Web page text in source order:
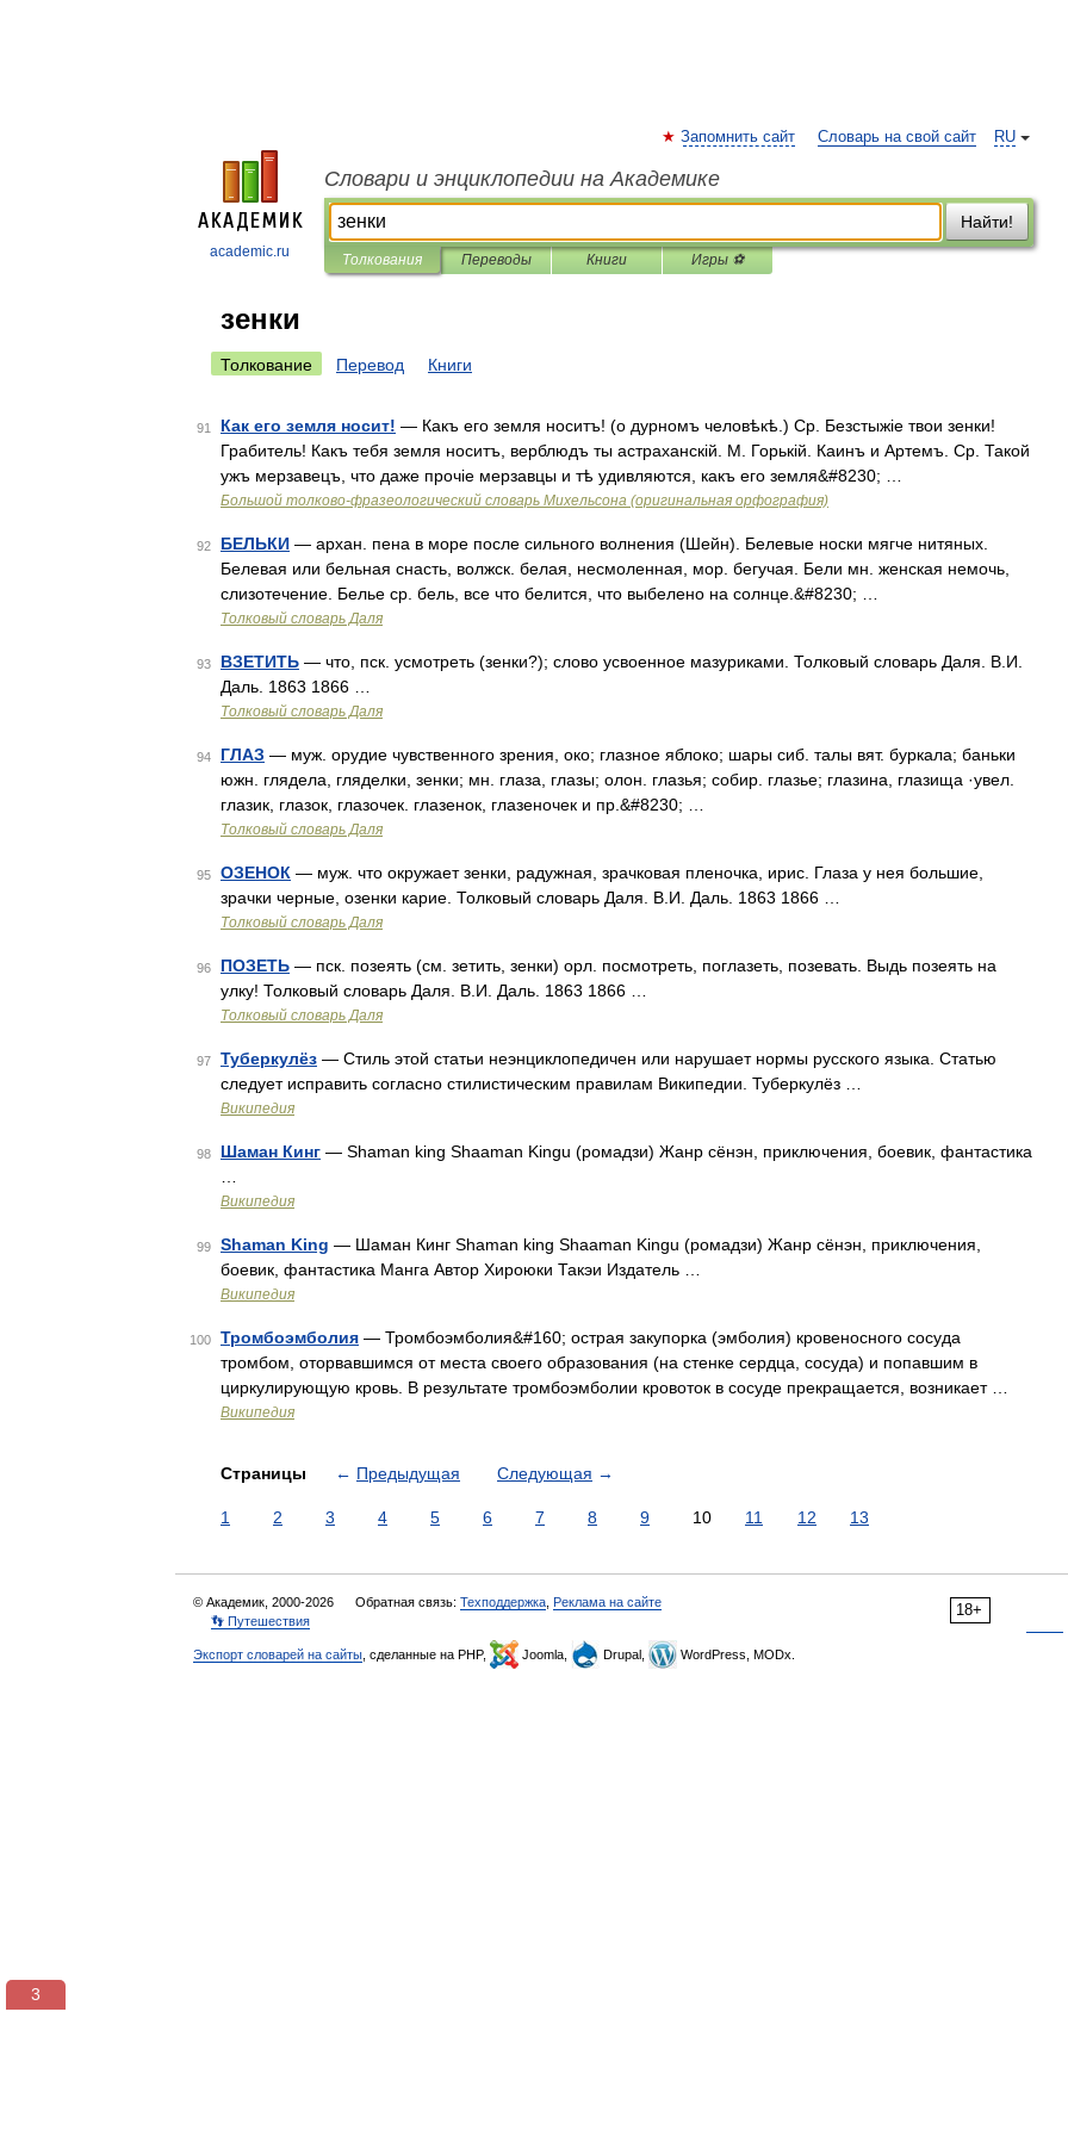
academic.ru
RU
Запомнить сайт Словарь на свой сайт
Словари и энциклопедии на Академике
Найти!
Толкования Переводы Книги Игры ⚽
зенки
Толкование Перевод Книги
91 Как его земля носит! — Какъ его земля носитъ! (о дурномъ человѣкѣ.) Ср. Безстыжіе твои зенки!
Грабитель! Какъ тебя земля носитъ, верблюдъ ты астраханскій. М. Горькій. Каинъ и Артемъ. Ср. Такой
ужъ мерзавецъ, что даже прочіе мерзавцы и тѣ удивляются, какъ его земля&#8230; …
Большой толково-фразеологический словарь Михельсона (оригинальная орфография)
92 БЕЛЬКИ — архан. пена в море после сильного волнения (Шейн). Белевые носки мягче нитяных.
Белевая или бельная снасть, волжск. белая, несмоленная, мор. бегучая. Бели мн. женская немочь,
слизотечение. Белье ср. бель, все что белится, что выбелено на солнце.&#8230; …
Толковый словарь Даля
93 ВЗЕТИТЬ — что, пск. усмотреть (зенки?); слово усвоенное мазуриками. Толковый словарь Даля. В.И.
Даль. 1863 1866 …
Толковый словарь Даля
94 ГЛАЗ — муж. орудие чувственного зрения, око; глазное яблоко; шары сиб. талы вят. буркала; баньки
южн. глядела, гляделки, зенки; мн. глаза, глазы; олон. глазья; собир. глазье; глазина, глазища ·увел.
глазик, глазок, глазочек. глазенок, глазеночек и пр.&#8230; …
Толковый словарь Даля
95 ОЗЕНОК — муж. что окружает зенки, радужная, зрачковая пленочка, ирис. Глаза у нея большие,
зрачки черные, озенки карие. Толковый словарь Даля. В.И. Даль. 1863 1866 …
Толковый словарь Даля
96 ПОЗЕТЬ — пск. позеять (см. зетить, зенки) орл. посмотреть, поглазеть, позевать. Выдь позеять на
улку! Толковый словарь Даля. В.И. Даль. 1863 1866 …
Толковый словарь Даля
97 Туберкулёз — Стиль этой статьи неэнциклопедичен или нарушает нормы русского языка. Статью
следует исправить согласно стилистическим правилам Википедии. Туберкулёз …
Википедия
98 Шаман Кинг — Shaman king Shaaman Kingu (ромадзи) Жанр сёнэн, приключения, боевик, фантастика
Википедия
99 Shaman King — Шаман Кинг Shaman king Shaaman Kingu (ромадзи) Жанр сёнэн, приключения,
боевик, фантастика Манга Автор Хироюки Такэи Издатель …
Википедия
100 Тромбоэмболия — Тромбоэмболия&#160; острая закупорка (эмболия) кровеносного сосуда
тромбом, оторвавшимся от места своего образования (на стенке сердца, сосуда) и попавшим в
циркулирующую кровь. В результате тромбоэмболии кровоток в сосуде прекращается, возникает …
Википедия
Страницы ← Предыдущая Следующая →
1 2 3 4 5 6 7 8 9 10 11 12 13
18+
© Академик, 2000-2026 Обратная связь: Техподдержка Реклама на сайте
👣 Путешествия
Экспорт словарей на сайты , сделанные на PHP, Joomla, Drupal, WordPress, MODx.
2